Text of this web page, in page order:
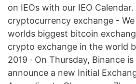
on IEOs with our IEO
cryptocurrency exchange -
worlds biggest bitcoin
crypto exchange in the world
2019 · On Thursday, Binance
announce a new Initial